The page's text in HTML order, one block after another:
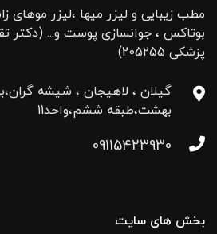
مطب زیبایی و لیزر میها ،لیزر موهای
بوتاکس ، جوانسازی پوست و... (دکتر
پزشکی 205255)
بهشت،طبقه ششم،واحد11
09115423930
بخش های سایت